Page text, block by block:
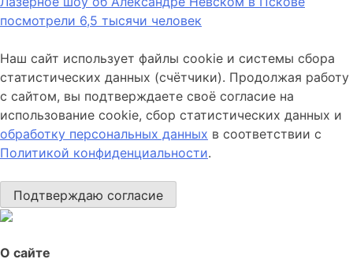
посмотрели 6,5 тысячи человек
Наш сайт использует файлы cookie и системы сбора
статистических данных (счётчики). Продолжая работу
с сайтом, вы подтверждаете своё согласие на
использование cookie, сбор статистических данных и
обработку персональных данных в соответствии с
Политикой конфиденциальности.
Подтверждаю согласие
О сайте